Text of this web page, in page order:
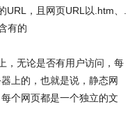
URL，且网页URL以.htm、.
有的
，无论是否有用户访问，每
上的，也就是说，静态网
个网页都是一个独立的文